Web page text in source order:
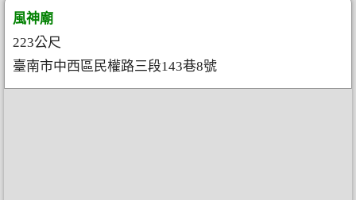
風神廟
223公尺
臺南市中西區民權路三段143巷8號